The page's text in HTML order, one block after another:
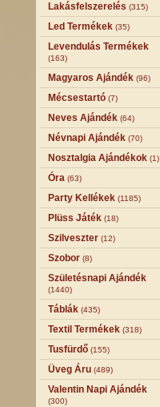
Lakásfelszerelés (315)
Led Termékek (35)
Levendulás Termékek
(163)
Magyaros Ajándék (96)
Mécsestartó (7)
Neves Ajándék (64)
Névnapi Ajándék (70)
Nosztalgia Ajándékok (1)
Óra (63)
Party Kellékek (1185)
Plüss Játék (18)
Szilveszter (12)
Szobor (8)
Születésnapi Ajándék
(1440)
Táblák (435)
Textil Termékek (318)
Tusfürdő (155)
Üveg Áru (489)
Valentin Napi Ajándék
(300)